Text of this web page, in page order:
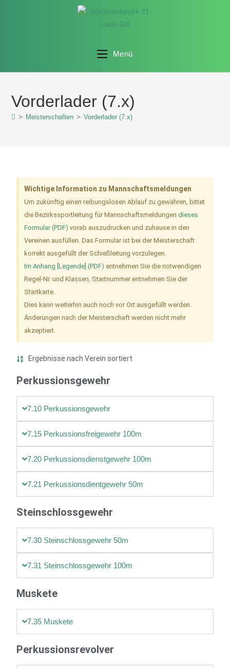
Menü
Vorderlader (7.x)
> Meisterschaften > Vorderlader (7.x)
Wichtige Information zu Mannschaftsmeldungen
Um zukünftig einen reibungslosen Ablauf zu gewähren, bittet
die Bezirkssportleitung für Mannschaftsmeldungendieses
Formular (PDF) vorab auszudrucken und zuhause in den
Vereinen ausfüllen. Das Formular ist bei der Meisterschaft
korrekt ausgefüllt der Schießleitung vorzulegen.
Im Anhang [Legende] (PDF) entnehmen Sie die notwendigen
Regel-Nr. und Klassen, Startnummer entnehmen Sie der
Startkarte.
Dies kann weiterhin auch noch vor Ort ausgefüllt werden.
Änderungen nach der Meisterschaft werden nicht mehr
akzeptiert.
Ergebnisse nach Verein sortiert
Perkussionsgewehr
7.10 Perkussionsgewehr
7.15 Perkussionsfreigewehr 100m
7.20 Perkussionsdienstgewehr 100m
7.21 Perkussionsdientgewehr 50m
Steinschlossgewehr
7.30 Steinschlossgewehr 50m
7.31 Steinschlossgewehr 100m
Muskete
7.35 Muskete
Perkussionsrevolver